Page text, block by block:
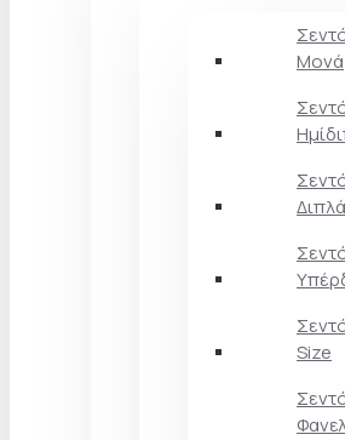
Μονά
Διπλά
Size